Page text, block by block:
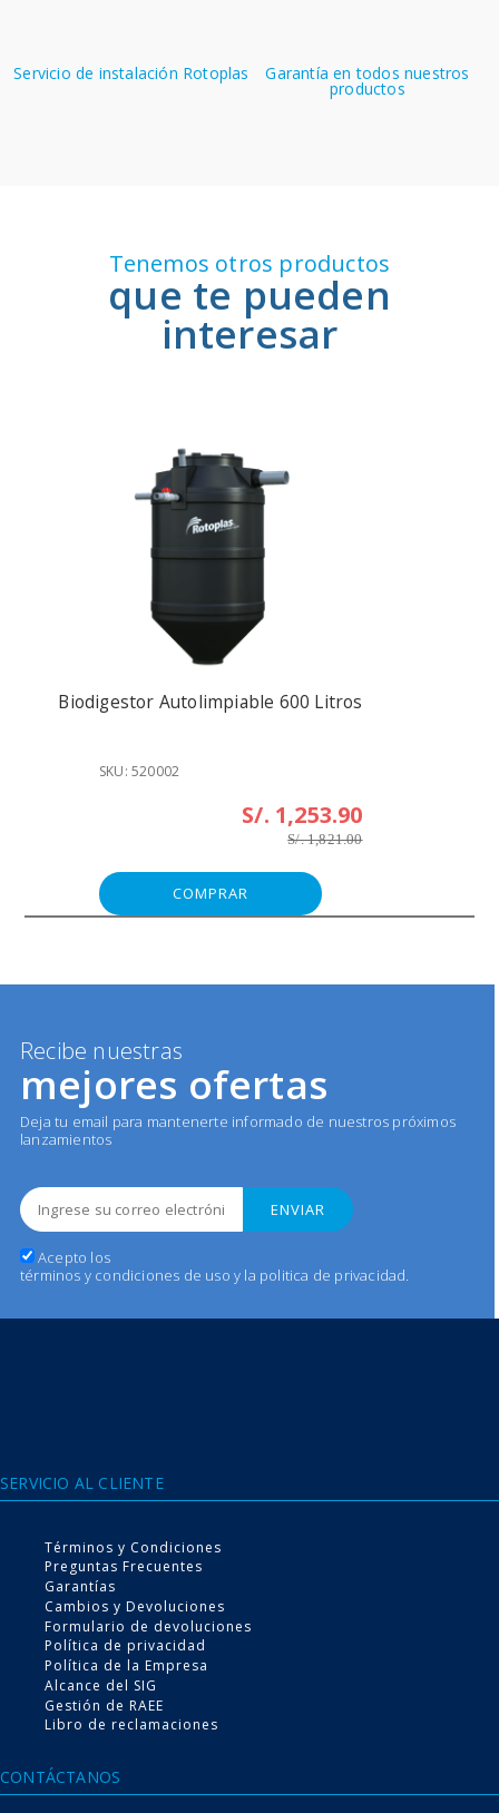
Servicio de instalación Rotoplas Garantía en todos nuestros
productos
Tenemos otros productos
Biodigestor Autolimpiable 600 Litros
SKU: 520002
S/. 1,821.00
S/. 1,253.90
COMPRAR
Recibe nuestras
mejores ofertas
Deja tu email para mantenerte informado de nuestros próximos
lanzamientos
Acepto los
términos y condiciones de uso y la politica de privacidad.
Expel Antibacteriana
de 4 niveles de protección
VER MÁS
SERVICIO AL CLIENTE
Términos y Condiciones
Preguntas Frecuentes
Garantías
Cambios y Devoluciones
Formulario de devoluciones
Política de privacidad
Política de la Empresa
Alcance del SIG
Gestión de RAEE
Libro de reclamaciones
CONTÁCTANOS